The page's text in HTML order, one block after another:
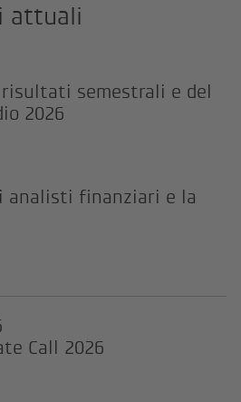
attuali
risultati semestrali e del
2026
analisti finanziari e la
Call 2026